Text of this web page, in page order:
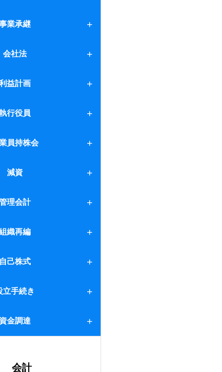
業承継
会社法
益計画
行役員
員持株会
対策
減資
理会計
織再編
自己株式
立手続き
資金調達
会計